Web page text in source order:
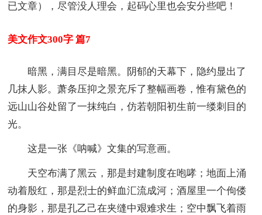
已文章），尽管没人理会，起码心里也会安分些吧！
美文作文300字 篇7
暗黑，满目尽是暗黑。阴郁的天幕下，隐约显出了
几抹人影。萧条压抑之景充斥了整幅画卷，惟有黛色的
远山山谷处留了一抹纯白，仿若朝阳初生前一缕刺目的
光。
这是一张《呐喊》文集的写意画。
天空布满了黑云，那是封建制度在咆哮；地面上涌
动着殷红，那是烈士的鲜血汇流成河；酒屋里一个佝偻
的身影，那是孔乙己在夹缝中艰难求生；空中飘飞着雨